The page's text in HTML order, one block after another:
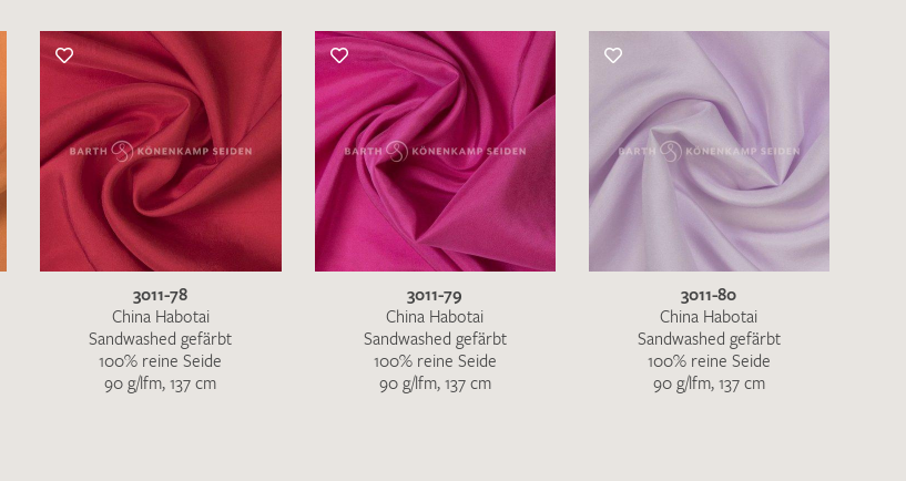
Ich bin damit einverstanden, dass meine angegebenen Daten zur Beantwortung meiner Musteranfrage
3011-78
China Habotai
Sandwashed gefärbt
100% reine Seide
90 g/lfm, 137 cm
3011-79
China Habotai
Sandwashed gefärbt
100% reine Seide
90 g/lfm, 137 cm
3011-80
China Habotai
Sandwashed gefärbt
100% reine Seide
90 g/lfm, 137 cm